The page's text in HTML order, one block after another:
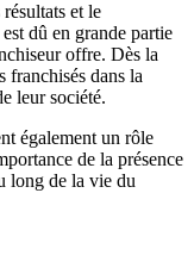
et le
dû en grande partie
offre. Dès la
franchisés dans la
leur société.
également un rôle
de la présence
long de la vie du